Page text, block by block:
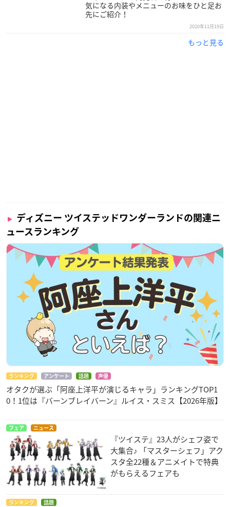
気になる内装やメニューのお味をひと足お
先にご紹介！
2020年11月19日
もっと見る
ディズニー ツイステッドワンダーランドの関連ニ
ュースランキング
ランキング アンケート 話題 声優
オタクが選ぶ「阿座上洋平が演じるキャラ」ランキングTOP1
0！1位は『バーンブレイバーン』ルイス・スミス【2026年版】
フェア ニュース
『ツイステ』23人がシェフ姿で
大集合♪ 「マスターシェフ」アク
スタ全22種＆アニメイトで特典
がもらえるフェアも
ランキング 話題